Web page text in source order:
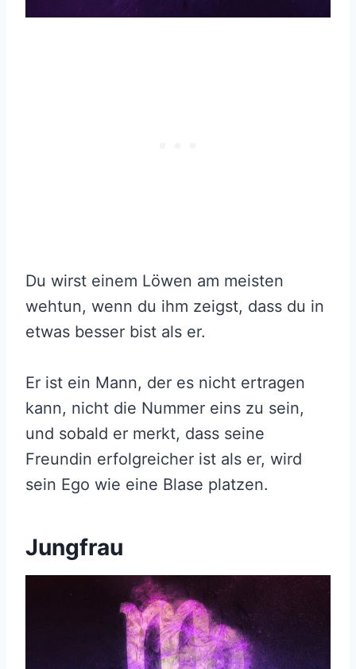
Du wirst einem Löwen am meisten
wehtun, wenn du ihm zeigst, dass du in
etwas besser bist als er.
Er ist ein Mann, der es nicht ertragen
kann, nicht die Nummer eins zu sein,
und sobald er merkt, dass seine
Freundin erfolgreicher ist als er, wird
sein Ego wie eine Blase platzen.
Jungfrau